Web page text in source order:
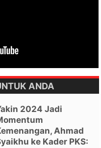
ANDA
2024 Jadi
Ahmad
ke Kader PKS: